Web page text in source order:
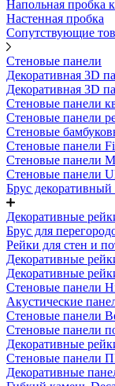
Напольная пробка
Настенная пробка
Сопутствующие
Стеновые панели
Декоративная 3D
Декоративная 3D
Стеновые панели
Стеновые панели
Стеновые
Стеновые панели
Стеновые панели
Стеновые панели
Брус
Декоративные
Брус для
Рейки для стен и
Декоративные
Декоративные
Стеновые панели
Акустические
Стеновые панели
Стеновые панели
Декоративные
Стеновые панели
Декоративные